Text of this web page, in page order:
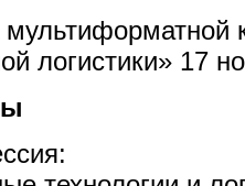
логистики» 17